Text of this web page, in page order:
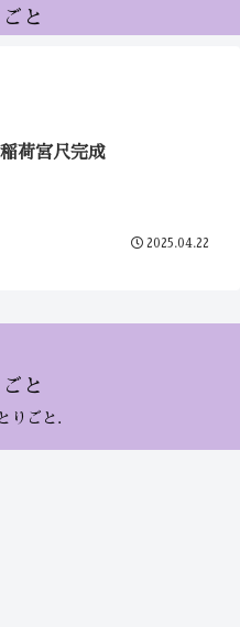
と
荷宮尺完成
2025.04.22
と
りごと.